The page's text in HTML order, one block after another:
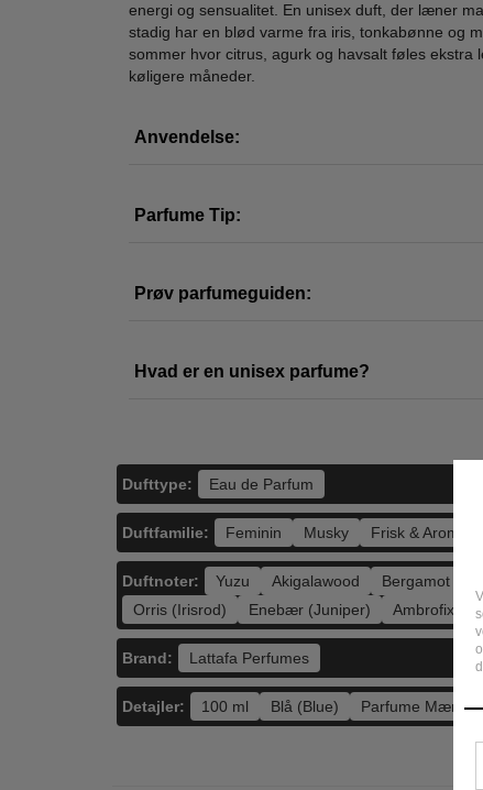
energi og sensualitet. En unisex duft, der læner
stadig har en blød varme fra iris, tonkabønne og
sommer hvor citrus, agurk og havsalt føles
køligere måneder.
Anvendelse:
Parfume Tip:
Prøv parfumeguiden:
Hvad er en unisex parfume?
Dufttype: Eau de Parfum
Duftnoter: Yuzu Akigalawood Bergamot
Orris (Irisrod)
Enebær (Juniper) Ambrofix
Duftfamilie: Feminin Musky Frisk & Aromatisk
Brand: Lattafa Perfumes
Detajler: 100 ml Blå (Blue) Parfume Mænd